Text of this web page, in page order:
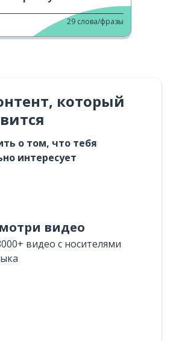
29 слова/фразы
который
о том, что тебя
интересует
видео
видео с носителями